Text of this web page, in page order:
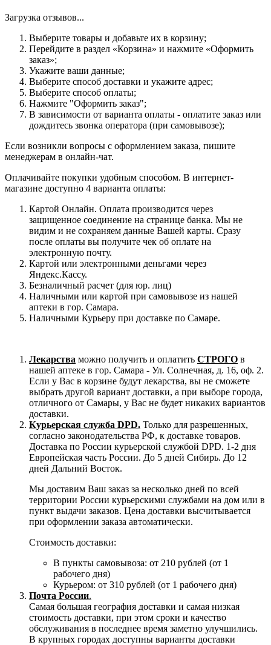
Загрузка отзывов...
Выберите товары и добавьте их в корзину;
Перейдите в раздел «Корзина» и нажмите «Оформить
заказ»;
Укажите ваши данные;
Выберите способ доставки и укажите адрес;
Выберите способ оплаты;
Нажмите "Оформить заказ";
В зависимости от варианта оплаты - оплатите заказ или
дождитесь звонка оператора (при самовывозе);
Если возникли вопросы с оформлением заказа, пишите
менеджерам в онлайн-чат.
Оплачивайте покупки удобным способом. В интернет-
магазине доступно 4 варианта оплаты:
Картой Онлайн. Оплата производится через
защищенное соединение на странице банка. Мы не
видим и не сохраняем данные Вашей карты. Сразу
после оплаты вы получите чек об оплате на
электронную почту.
Картой или электронными деньгами через
Яндекс.Кассу.
Безналичный расчет (для юр. лиц)
Наличными или картой при самовывозе из нашей
аптеки в гор. Самара.
Наличными Курьеру при доставке по Самаре.
Лекарства можно получить и оплатить СТРОГО в
нашей аптеке в гор. Самара - Ул. Солнечная, д. 16, оф. 2.
Если у Вас в корзине будут лекарства, вы не сможете
выбрать другой вариант доставки, а при выборе города,
отличного от Самары, у Вас не будет никаких вариантов
доставки.
Курьерская служба DPD. Только для разрешенных,
согласно законодательства РФ, к доставке товаров.
Доставка по России курьерской службой DPD. 1-2 дня
Европейская часть России. До 5 дней Сибирь. До 12
дней Дальний Восток.
Мы доставим Ваш заказ за несколько дней по всей
территории России курьерскими службами на дом или в
пункт выдачи заказов. Цена доставки высчитывается
при оформлении заказа автоматически.
Стоимость доставки:
В пункты самовывоза: от 210 рублей (от 1
рабочего дня)
Курьером: от 310 рублей (от 1 рабочего дня)
Почта России.
Самая большая география доставки и самая низкая
стоимость доставки, при этом сроки и качество
обслуживания в последнее время заметно улучшились.
В крупных городах доступны варианты доставки